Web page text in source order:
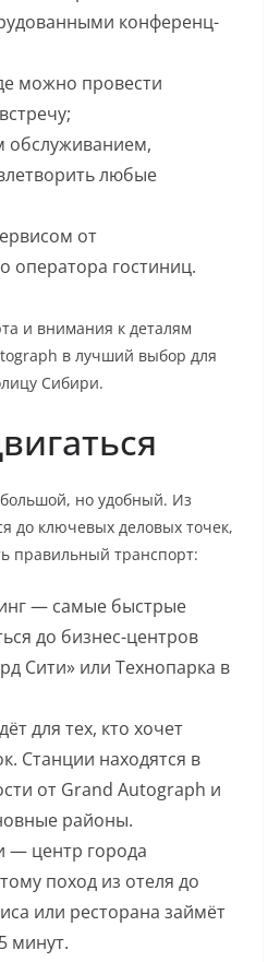
конференц-
можно провести
обслуживанием,
любые
от
оператора гостиниц.
и внимания к деталям
в лучший выбор для
Сибири.
но удобный. Из
до ключевых деловых точек,
правильный транспорт:
— самые быстрые
до бизнес-центров
Сити» или Технопарка в
для тех, кто хочет
Станции находятся в
от Grand Autograph и
районы.
— центр города
поход из отеля до
или ресторана займёт
минут.